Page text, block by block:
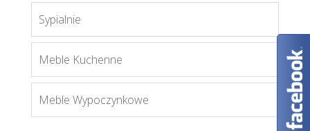
Sypialnie
Meble Kuchenne
Meble Wypoczynkowe